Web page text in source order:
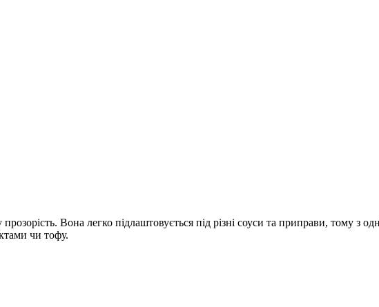
Вона легко підлаштовується під різні соуси та приправи, тому з
чи тофу.